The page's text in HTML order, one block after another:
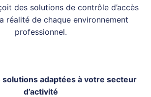
des solutions de contrôle d’accès
réalité de chaque environnement
professionnel.
solutions adaptées à votre secteur
d’activité